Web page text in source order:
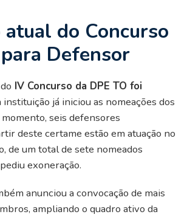
atual do Concurso
Defensor
IV Concurso da DPE TO foi
instituição já iniciou as nomeações dos
seis defensores
deste certame estão em atuação no
de um total de sete nomeados
exoneração.
anunciou a convocação de mais
ampliando o quadro ativo da